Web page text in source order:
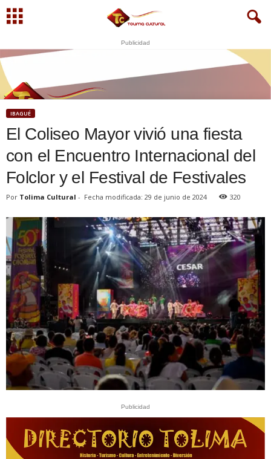
Publicidad
WhatsApp
+573249605958
IBAGUÉ
El Coliseo Mayor vivió una fiesta
con el Encuentro Internacional del
Folclor y el Festival de Festivales
Por Tolima Cultural - Fecha modificada: 29 de junio de 2024 320
Publicidad